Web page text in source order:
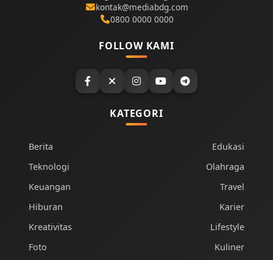
kontak@mediabdg.com
0800 0000 0000
FOLLOW KAMI
KATEGORI
Berita
Teknologi
Keuangan
Hiburan
Kreativitas
Foto
Edukasi
Olahraga
Travel
Karier
Lifestyle
Kuliner